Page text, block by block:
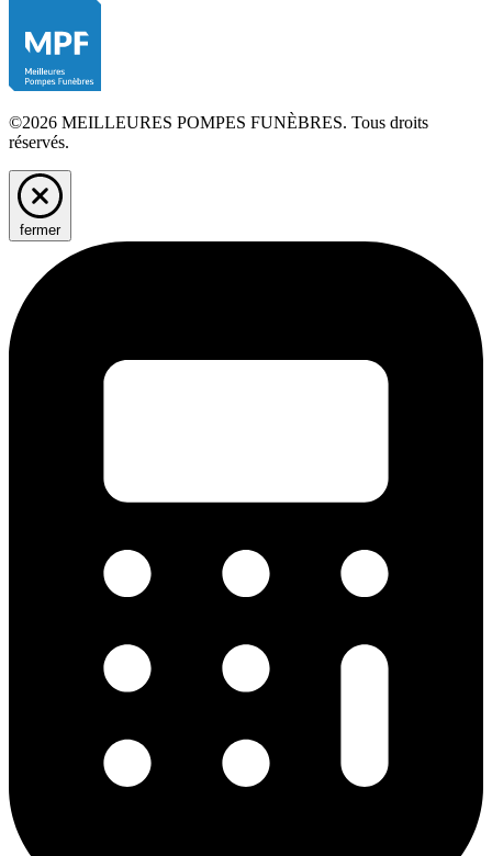
©2026 MEILLEURES POMPES FUNÈBRES. Tous droits
réservés.
fermer